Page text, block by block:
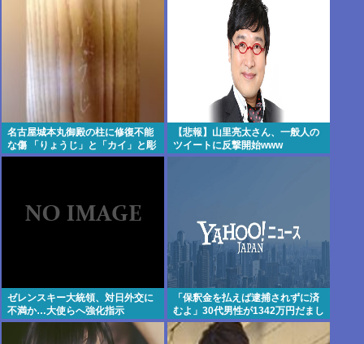
なんで0か100しかないの？と高市
名古屋城本丸御殿の柱に修復不能
な傷 「りょうじ」と「カイ」と彫
られる
【悲報】山里亮太さん、一般人の
ツイートに反撃開始www
ゼレンスキー大統領、対日外交に
不満か…大使らへ強化指示
「保釈金を払えば逮捕されずに済
むよ」30代男性が1342万円だまし
取られる